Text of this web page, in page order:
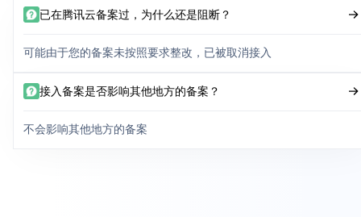
已在腾讯云备案过，为什么还是阻断？
可能由于您的备案未按照要求整改，已被取消接入
接入备案是否影响其他地方的备案？
不会影响其他地方的备案